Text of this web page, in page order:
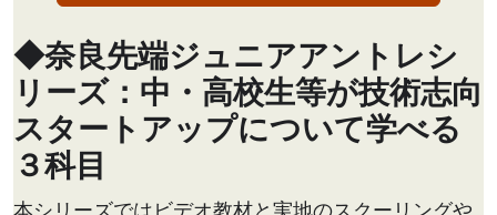
◆奈良先端ジュニアアントレシ
リーズ：中・高校生等が技術志向
スタートアップについて学べる
３科目
本シリーズではビデオ教材と実地のスクーリングや